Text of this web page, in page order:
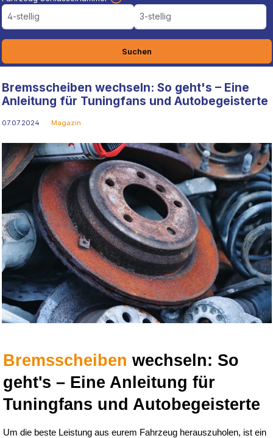
4-stellig
3-stellig
Suchen
Bremsscheiben wechseln: So geht's – Eine
Anleitung für Tuningfans und Autobegeisterte
07.07.2024 Magazin
Bremsscheiben wechseln: So
geht's – Eine Anleitung für
Tuningfans und Autobegeisterte
Um die beste Leistung aus eurem Fahrzeug herauszuholen, ist ein